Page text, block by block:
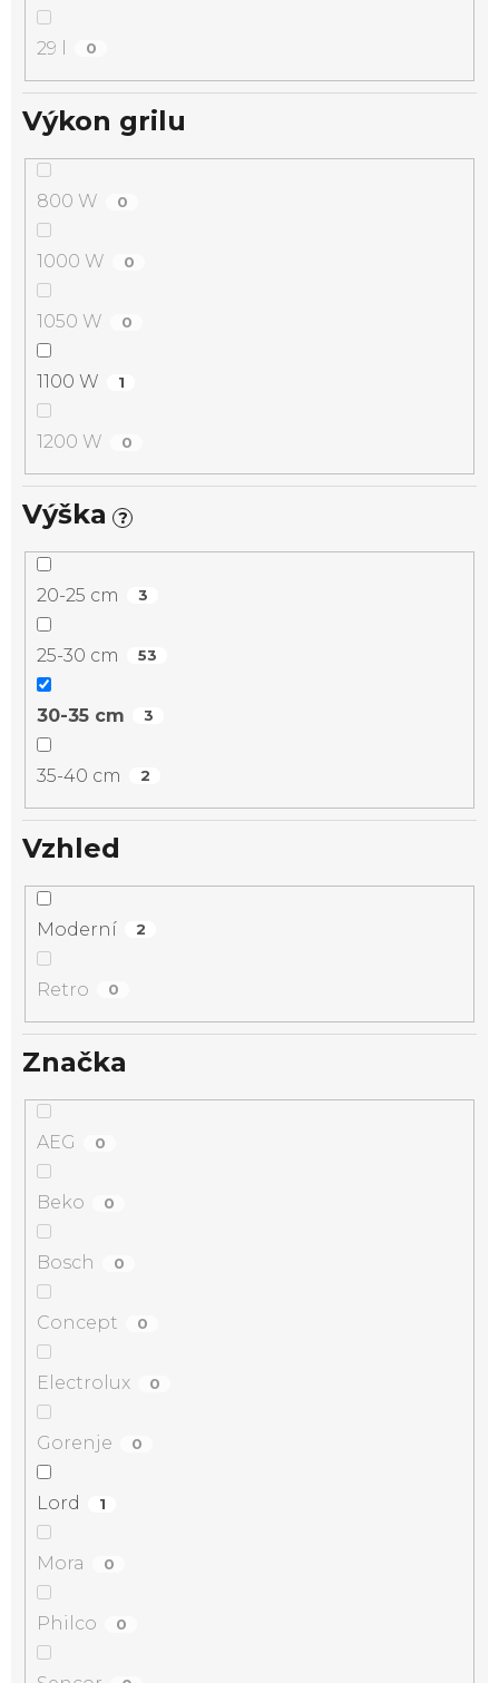
29 l 0
Výkon grilu
800 W 0
1000 W 0
1050 W 0
1100 W 1
1200 W 0
Výška ?
20-25 cm 3
25-30 cm 53
30-35 cm 3
35-40 cm 2
Vzhled
Moderní 2
Retro 0
Značka
AEG 0
Beko 0
Bosch 0
Concept 0
Electrolux 0
Gorenje 0
Lord 1
Mora 0
Philco 0